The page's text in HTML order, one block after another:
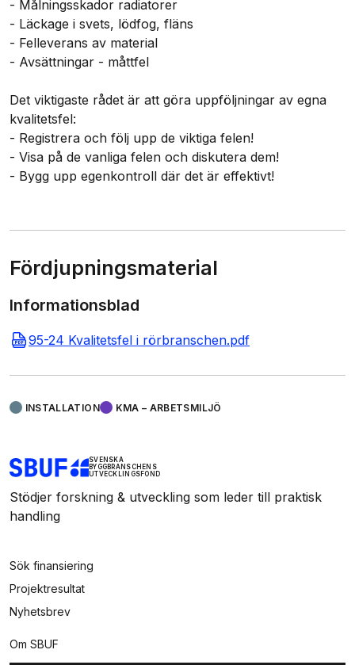
- Målningsskador radiatorer
- Läckage i svets, lödfog, fläns
- Felleverans av material
- Avsättningar - måttfel
Det viktigaste rådet är att göra uppföljningar av egna
kvalitetsfel:
- Registrera och följ upp de viktiga felen!
- Visa på de vanliga felen och diskutera dem!
- Bygg upp egenkontroll där det är effektivt!
Fördjupningsmaterial
Informationsblad
95-24 Kvalitetsfel i rörbranschen.pdf
INSTALLATION KMA – ARBETSMILJÖ
SVENSKA
BYGGBRANSCHENS
UTVECKLINGSFOND
Stödjer forskning & utveckling som leder till praktisk
handling
Sök finansiering
Projektresultat
Nyhetsbrev
Om SBUF